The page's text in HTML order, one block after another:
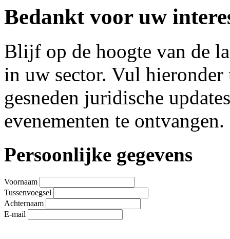
Bedankt voor uw
Blijf op de hoogte van de
in uw sector. Vul
gesneden juridische
evenementen te ontvangen.
Leave
this
Persoonlijke gegevens
Voornaam
Tussenvoegsel
Achternaam
E-mail